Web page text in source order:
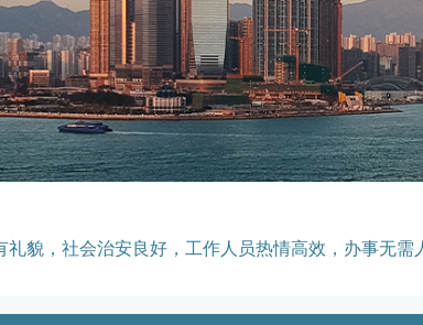
礼貌，社会治安良好，工作人员热情高效，办事无需